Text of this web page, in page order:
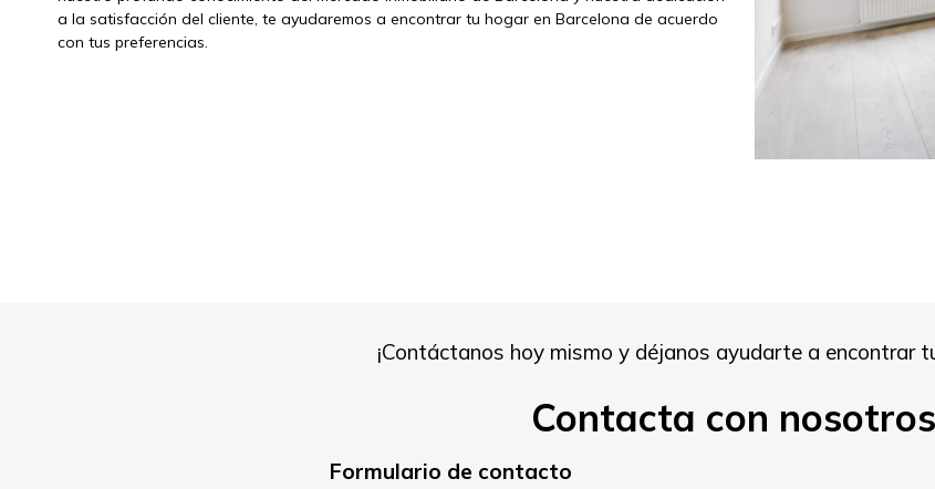
a la satisfacción del cliente, te ayudaremos a encontrar tu hogar en Barcelona de acuerdo
con tus preferencias.
¡Contáctanos hoy mismo y déjanos ayudarte a encontrar
Contacta con nosotros
Formulario de contacto